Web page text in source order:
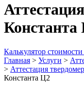
Константа
Калькулятор
Главная > Услуги >
> Аттестация
Константа Ц2